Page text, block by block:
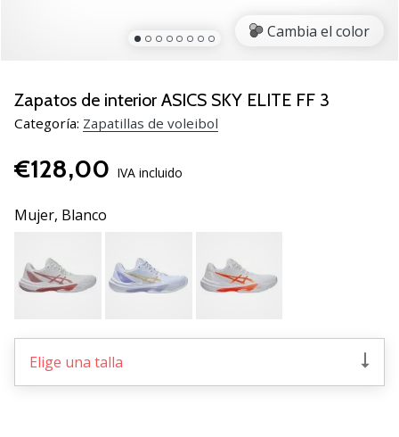
Navidad
para
jugadores
voleibol:
consejos
a
elegir
Encuentra…
Cambia el color
Zapatos de interior ASICS SKY ELITE FF 3
Categoría: Zapatillas de voleibol
€128,00 IVA incluido
Mujer, Blanco
Elige una talla